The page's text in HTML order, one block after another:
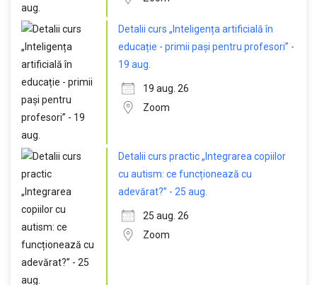
Detalii curs „Inteligența artificială în
educație - primii pași pentru profesori” -
19 aug.
19 aug. 26
Zoom
Detalii curs practic „Integrarea copiilor
cu autism: ce funcționează cu
adevărat?” - 25 aug.
25 aug. 26
Zoom